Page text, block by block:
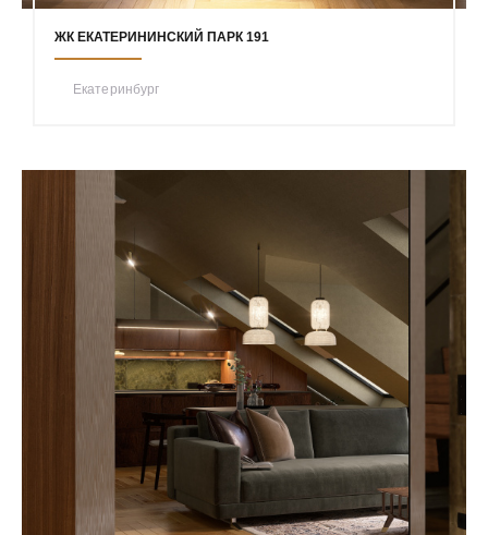
ЖК ЕКАТЕРИНИНСКИЙ ПАРК 191
Екатеринбург